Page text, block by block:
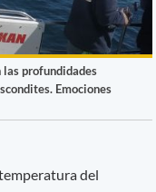
las profundidades
Emociones
del